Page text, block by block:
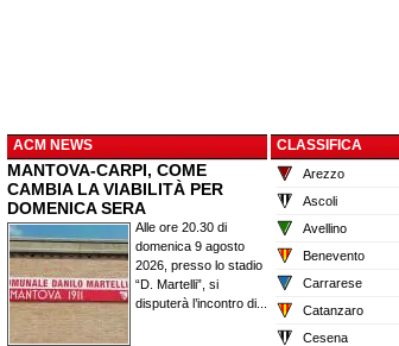
ACM NEWS
MANTOVA-CARPI, COME
CAMBIA LA VIABILITÀ PER
DOMENICA SERA
Alle ore 20.30 di
domenica 9 agosto
2026, presso lo stadio
“D. Martelli”, si
disputerà l’incontro di...
CLASSIFICA
Arezzo
Ascoli
Avellino
Benevento
Carrarese
Catanzaro
Cesena